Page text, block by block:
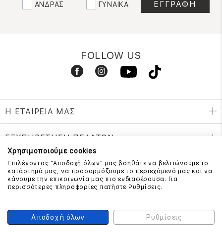
ΑΝΔΡΑΣ ΓΥΝΑΙΚΑ
FOLLOW US
Η ΕΤΑΙΡΕΙΑ ΜΑΣ
ΕΞΥΠΗΡΕΤΗΣΗ ΠΕΛΑΤΩΝ
ΕΠΙΚΟΙΝΩΝΗΣΤΕ ΜΑΖΙ ΜΑΣ
210 999 4510
Χρησιμοποιούμε cookies
Επιλέγοντας "Αποδοχή όλων" μας βοηθάτε να βελτιώνουμε το
κατάστημά μας, να προσαρμόζουμε το περιεχόμενό μας και να
κάνουμε την επικοινωνία μας πιο ενδιαφέρουσα. Για
περισσότερες πληροφορίες πατήστε Ρυθμίσεις.
Αποδοχή όλων Ρυθμίσεις